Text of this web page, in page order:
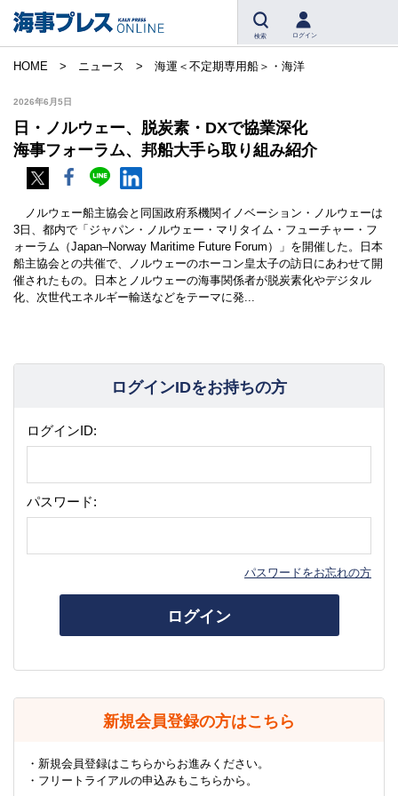
検索 ログイン
HOME ニュース 海運＜不定期専用船＞・海洋
2026年6月5日
日・ノルウェー、脱炭素・DXで協業深化
海事フォーラム、邦船大手ら取り組み紹介
ノルウェー船主協会と同国政府系機関イノベーション・ノルウェーは
3日、都内で「ジャパン・ノルウェー・マリタイム・フューチャー・フ
ォーラム（Japan–Norway Maritime Future Forum）」を開催した。日本
船主協会との共催で、ノルウェーのホーコン皇太子の訪日にあわせて開
催されたもの。日本とノルウェーの海事関係者が脱炭素化やデジタル
化、次世代エネルギー輸送などをテーマに発...
ログインIDをお持ちの方
ログインID:
パスワード:
パスワードをお忘れの方
ログイン
新規会員登録の方はこちら
・新規会員登録はこちらからお進みください。
・フリートライアルの申込みもこちらから。